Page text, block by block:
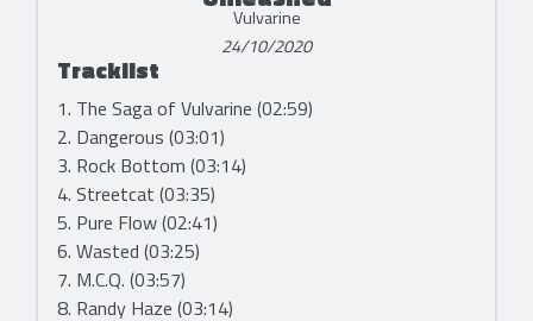
Vulvarine
24/10/2020
Tracklist
1. The Saga of Vulvarine (02:59)
2. Dangerous (03:01)
3. Rock Bottom (03:14)
4. Streetcat (03:35)
5. Pure Flow (02:41)
6. Wasted (03:25)
7. M.C.Q. (03:57)
8. Randy Haze (03:14)